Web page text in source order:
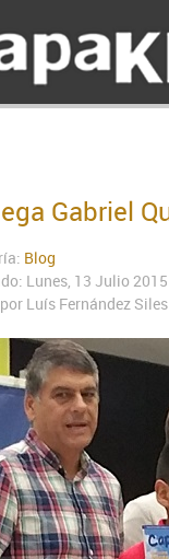
Gabriel
Blog
Lunes, 13 Julio
Luís Fernández Siles